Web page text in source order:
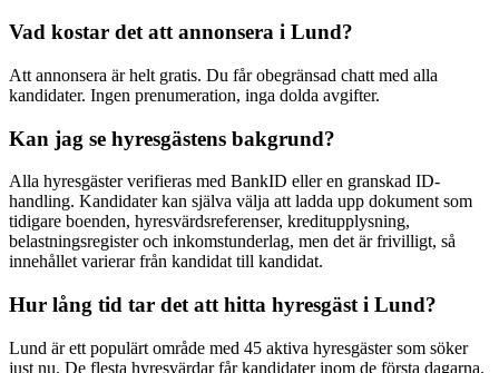
Vad kostar det att annonsera i Lund?
Att annonsera är helt gratis. Du får obegränsad chatt med alla
kandidater. Ingen prenumeration, inga dolda avgifter.
Kan jag se hyresgästens bakgrund?
Alla hyresgäster verifieras med BankID eller en granskad ID-
handling. Kandidater kan själva välja att ladda upp dokument som
tidigare boenden, hyresvärdsreferenser, kreditupplysning,
belastningsregister och inkomstunderlag, men det är frivilligt, så
innehållet varierar från kandidat till kandidat.
Hur lång tid tar det att hitta hyresgäst i Lund?
Lund är ett populärt område med 45 aktiva hyresgäster som söker
just nu. De flesta hyresvärdar får kandidater inom de första dagarna.